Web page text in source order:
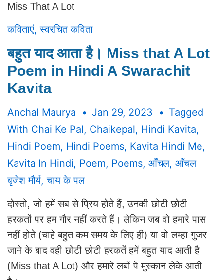
Miss That A Lot
कविताएं,स्वरचित कविता
बहुत याद आता है। Miss that A Lot
Poem in Hindi A Swarachit
Kavita
Anchal Maurya Jan 29, 2023
Tagged
With Chai Ke Pal, Chaikepal, Hindi Kavita,
Hindi Poem, Hindi Poems, Kavita Hindi Me,
Kavita In Hindi, Poem, Poems, आँचल, आँचल
बृजेश मौर्य,चाय के पल
दोस्तो, जो हमें सब से प्रिय होते हैं, उनकी छोटी छोटी
हरकतों पर हम गौर नहीं करते हैं। लेकिन जब वो हमारे पास
नहीं होते (चाहे बहुत कम समय के लिए ही) या वो लम्हा गुजर
जाने के बाद वही छोटी छोटी हरकतें हमें बहुत याद आती है
(Miss that A Lot) और हमारे लबों पे मुस्कान लेके आती